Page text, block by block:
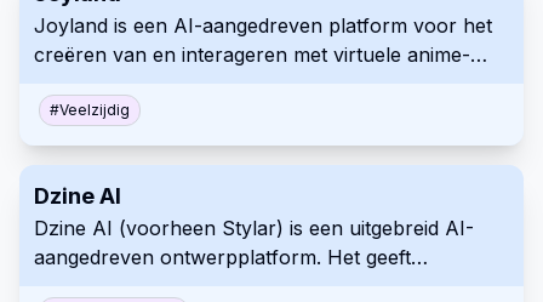
Joyland is een AI-aangedreven platform voor het
creëren van en interageren met virtuele anime-
afbeeldingen en interactieve verhalen.
#Veelzijdig
Dzine AI
Dzine AI (voorheen Stylar) is een uitgebreid AI-
aangedreven ontwerpplatform. Het geeft